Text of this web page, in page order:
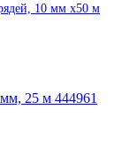
10 мм х50 м